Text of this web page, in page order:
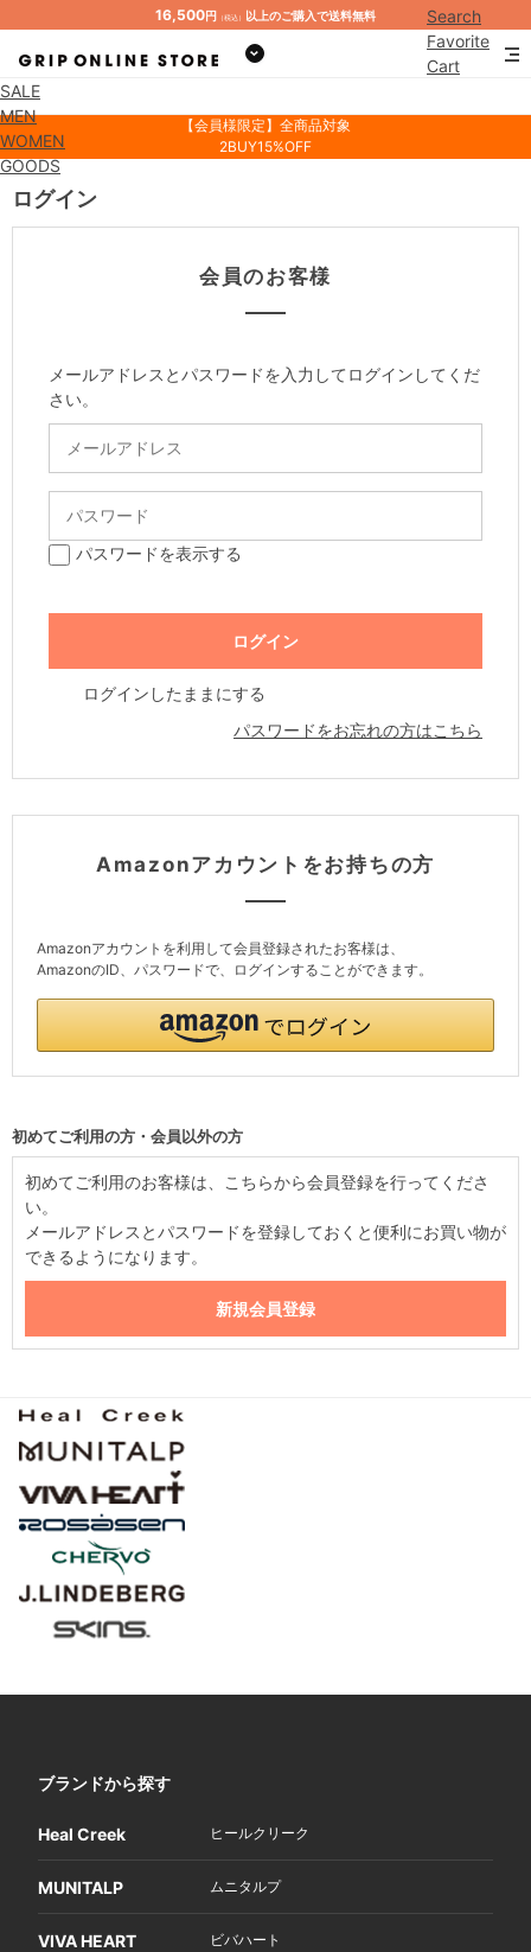
16,500円 （税込） 以上のご購入で送料無料
Search
Favorite
Cart
SALE
MEN
WOMEN
GOODS
【会員様限定】全商品対象
2BUY15%OFF
ログイン
会員のお客様
メールアドレスとパスワードを入力してログインしてくだ
さい。
パスワードを表示する
ログインしたままにする
パスワードをお忘れの方はこちら
Amazonアカウントをお持ちの方
Amazonアカウントを利用して会員登録されたお客様は、
AmazonのID、パスワードで、ログインすることができます。
初めてご利用の方・会員以外の方
初めてご利用のお客様は、こちらから会員登録を行ってくださ
い。
メールアドレスとパスワードを登録しておくと便利にお買い物が
できるようになります。
ブランドから探す
Heal Creek ヒールクリーク
MUNITALP ムニタルプ
VIVA HEART ビバハート